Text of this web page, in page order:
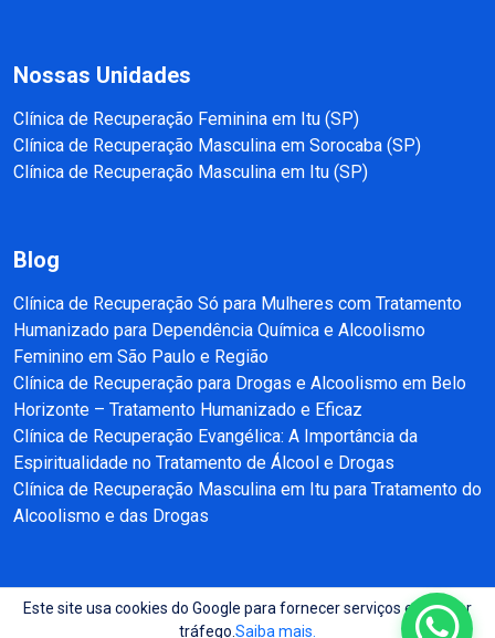
Nossas Unidades
Clínica de Recuperação Feminina em Itu (SP)
Clínica de Recuperação Masculina em Sorocaba (SP)
Clínica de Recuperação Masculina em Itu (SP)
Blog
Clínica de Recuperação Só para Mulheres com Tratamento
Humanizado para Dependência Química e Alcoolismo
Feminino em São Paulo e Região
Clínica de Recuperação para Drogas e Alcoolismo em Belo
Horizonte – Tratamento Humanizado e Eficaz
Clínica de Recuperação Evangélica: A Importância da
Espiritualidade no Tratamento de Álcool e Drogas
Clínica de Recuperação Masculina em Itu para Tratamento do
Alcoolismo e das Drogas
Copyright © 2025 - 2026 Recuperação e Reabilitação SP Todos direitos
Este site usa cookies do Google para fornecer serviços e analisar
tráfego. Saiba mais.